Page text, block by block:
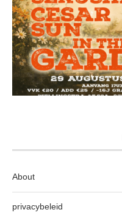
About
privacybeleid